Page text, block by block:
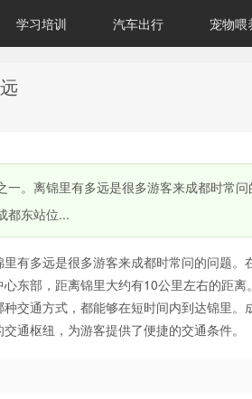
学习培训 汽车出行 宠物喂
。离锦里有多远是很多游客来成都时常
都东站位...
有多远是很多游客来成都时常问的问题
东部，距离锦里大约有10公里左右的距
交通方式，都能够在短时间内到达锦里
通枢纽，为游客提供了便捷的交通条件。